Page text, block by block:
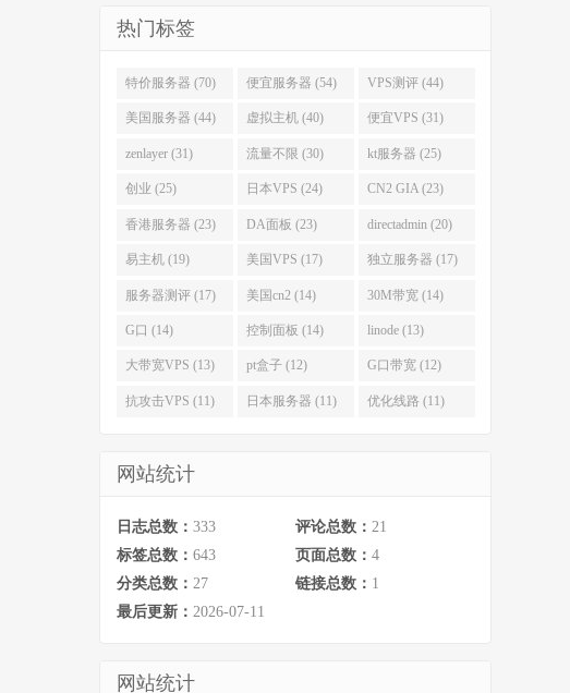
热门标签
特价服务器 (70) 便宜服务器 (54) VPS测评 (44)
美国服务器 (44) 虚拟主机 (40) 便宜VPS (31)
zenlayer (31) 流量不限 (30) kt服务器 (25)
创业 (25) 日本VPS (24) CN2 GIA (23)
香港服务器 (23) DA面板 (23) directadmin (20)
易主机 (19) 美国VPS (17) 独立服务器 (17)
服务器测评 (17) 美国cn2 (14) 30M带宽 (14)
G口 (14) 控制面板 (14) linode (13)
大带宽VPS (13) pt盒子 (12) G口带宽 (12)
抗攻击VPS (11) 日本服务器 (11) 优化线路 (11)
网站统计
日志总数： 333 评论总数： 21
标签总数： 643 页面总数： 4
分类总数： 27 链接总数： 1
最后更新： 2026-07-11
网站统计